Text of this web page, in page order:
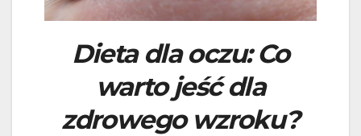
Dieta dla oczu: Co
warto jeść dla
zdrowego wzroku?